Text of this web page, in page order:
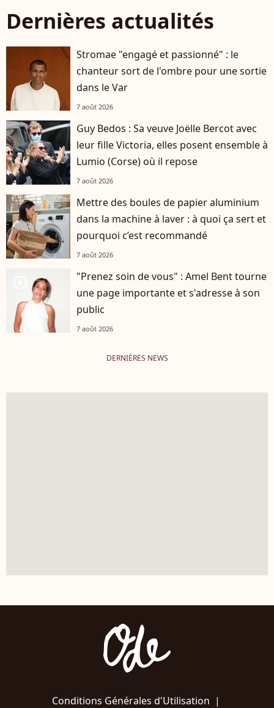
Dernières actualités
Stromae "engagé et passionné" : le
chanteur sort de l'ombre pour une sortie
dans le Var
7 août 2026
Guy Bedos : Sa veuve Joëlle Bercot avec
leur fille Victoria, elles posent ensemble à
Lumio (Corse) où il repose
7 août 2026
Mettre des boules de papier aluminium
dans la machine à laver : à quoi ça sert et
pourquoi c’est recommandé
7 août 2026
"Prenez soin de vous" : Amel Bent tourne
une page importante et s'adresse à son
public
7 août 2026
DERNIÈRES NEWS
Conditions Générales d'Utilisation |